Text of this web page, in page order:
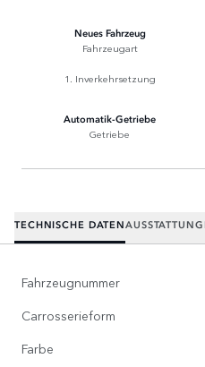
Neues Fahrzeug
Fahrzeugart
1. Inverkehrsetzung
Automatik-Getriebe
Getriebe
TECHNISCHE DATENAUSSTATTUNG
Fahrzeugnummer
Carrosserieform
Farbe